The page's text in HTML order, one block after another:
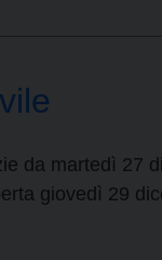
da martedì 27
giovedì 29